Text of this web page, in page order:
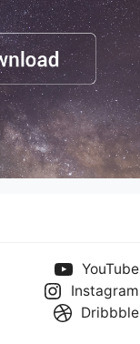
YouTube
Instagram
Dribbble